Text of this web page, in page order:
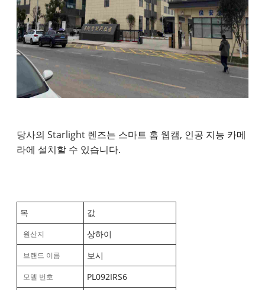
당사의 Starlight 렌즈는 스마트 홈 웹캠, 인공 지능 카메
라에 설치할 수 있습니다.
목 값
원산지 상하이
브랜드 이름 보시
모델 번호 PL092IRS6